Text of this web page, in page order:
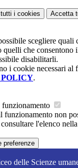
i cookies Accetta
scegliere quali
quelli che consentono
disabilitarli.
i cookie necessari al
.
funzionamento
funzionamento non
l'elenco
preferenze
delle Scienze